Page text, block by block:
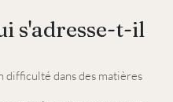
s'adresse-t-il
difficulté dans des matières